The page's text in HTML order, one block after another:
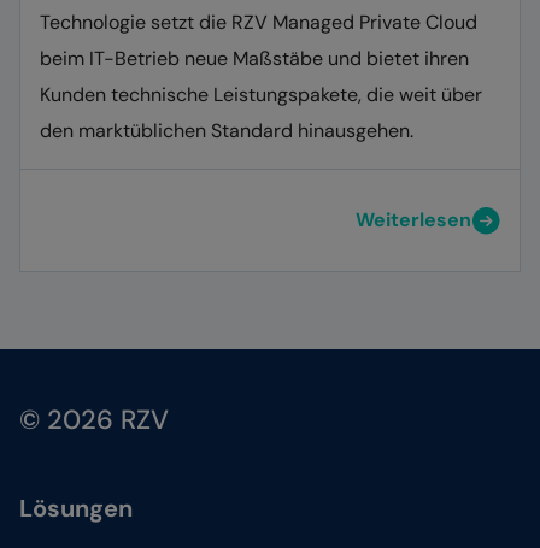
Technologie setzt die RZV Managed Private Cloud
beim IT-Betrieb neue Maßstäbe und bietet ihren
Kunden technische Leistungspakete, die weit über
den marktüblichen Standard hinausgehen.
Weiterlesen
© 2026 RZV
Lösungen